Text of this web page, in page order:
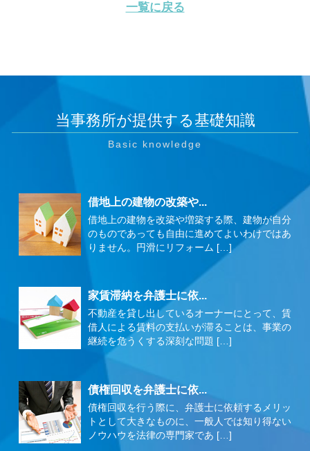
一覧に戻る
当事務所が提供する基礎知識
借地上の建物の改築や...
借地上の建物を改築や増築する際、建物が自分
のものであっても自由に進めてよいわけではあ
りません。円滑にリフォーム […]
家賃滞納を弁護士に依...
不動産を貸し出しているオーナーにとって、賃
借人による賃料の支払いが滞ることは、事業の
継続を危うくする深刻な問題 […]
債権回収を弁護士に依...
債権回収を行う際に、弁護士に依頼するメリッ
トとして大きなものに、一般人では知り得ない
ノウハウを法律の専門家であ […]